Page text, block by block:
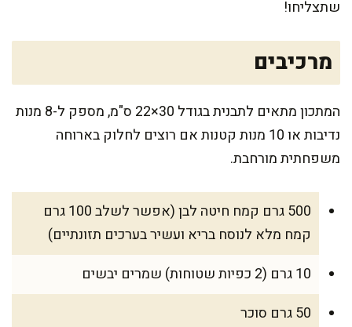
שתצליחו!
מרכיבים
המתכון מתאים לתבנית בגודל 30×22 ס"מ, מספק ל-8 מנות
נדיבות או 10 מנות קטנות אם רוצים לחלוק בארוחה
משפחתית מורחבת.
500 גרם קמח חיטה לבן (אפשר לשלב 100 גרם
קמח מלא לנוסח בריא ועשיר בערכים תזונתיים)
10 גרם (2 כפיות שטוחות) שמרים יבשים
50 גרם סוכר